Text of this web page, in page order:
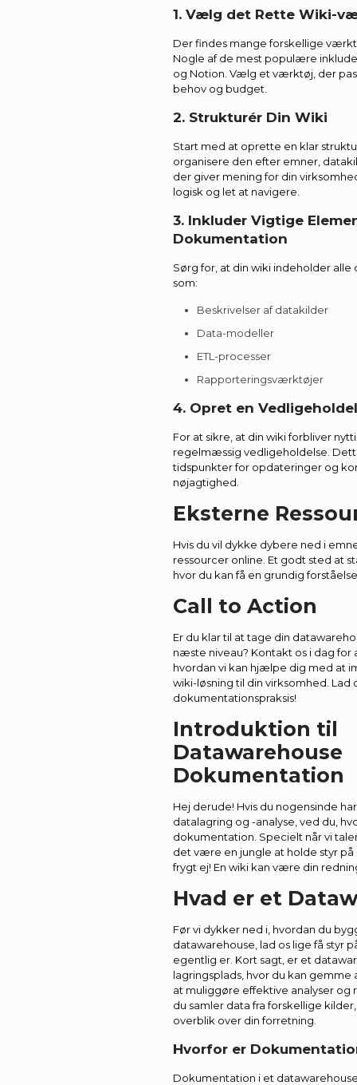
1. Vælg det Rette Wiki-
Der findes mange forskellige
Nogle af de mest populære
og Notion. Vælg et værktøj, der
behov og budget.
2. Strukturér Din Wiki
Start med at oprette en klar
organisere den efter emner,
der giver mening for din
logisk og let at navigere.
3. Inkluder Vigtige
Dokumentation
Sørg for, at din wiki indeholder
som:
Beskrivelser af datakilder
Data-modeller
ETL-processer
Rapporteringsværktøjer
4. Opret en
For at sikre, at din wiki forbliver
regelmæssig vedligeholdelse.
tidspunkter for opdateringer og
nøjagtighed.
Eksterne
Hvis du vil dykke dybere ned i
ressourcer online. Et godt sted at
hvor du kan få en grundig
Call to Action
Er du klar til at tage din
næste niveau? Kontakt os i dag for
hvordan vi kan hjælpe dig med at
wiki-løsning til din virksomhed.
dokumentationspraksis!
Introduktion til
Datawarehouse
Dokumentation
Hej derude! Hvis du nogensinde
datalagring og -analyse, ved du,
dokumentation. Specielt når vi
det være en jungle at holde styr
frygt ej! En wiki kan være din
Hvad er et
Før vi dykker ned i, hvordan du
datawarehouse, lad os lige få styr
egentlig er. Kort sagt, er et
lagringsplads, hvor du kan gemme
at muliggøre effektive analyser og
du samler data fra forskellige
overblik over din forretning.
Hvorfor er
Dokumentation i et